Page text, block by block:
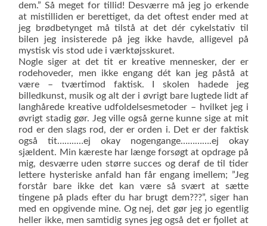
dem.” Så meget for tillid! Desværre må jeg jo erkende
at mistilliden er berettiget, da det oftest ender med at
jeg brødbetynget må tilstå at det dér cykelstativ til
bilen jeg insisterede på jeg ikke havde, alligevel på
mystisk vis stod ude i værktøjsskuret.
Nogle siger at det tit er kreative mennesker, der er
rodehoveder, men ikke engang dét kan jeg påstå at
være – tværtimod faktisk. I skolen hadede jeg
billedkunst, musik og alt der i øvrigt bare lugtede lidt af
langhårede kreative udfoldelsesmetoder – hvilket jeg i
øvrigt stadig gør. Jeg ville også gerne kunne sige at mit
rod er den slags rod, der er orden i. Det er der faktisk
også tit……..…ej okay nogengange………….ej okay
sjældent. Min kæreste har længe forsøgt at opdrage på
mig, desværre uden større succes og deraf de til tider
lettere hysteriske anfald han får engang imellem; ”Jeg
forstår bare ikke det kan være så svært at sætte
tingene på plads efter du har brugt dem???”, siger han
med en opgivende mine. Og nej, det gør jeg jo egentlig
heller ikke, men samtidig synes jeg også det er fjollet at